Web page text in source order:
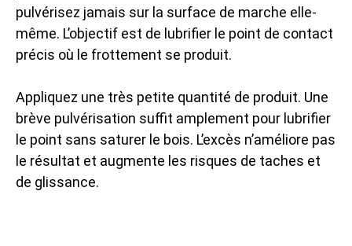
pulvérisez jamais sur la surface de marche elle-
même. L’objectif est de lubrifier le point de contact
précis où le frottement se produit.
Appliquez une très petite quantité de produit. Une
brève pulvérisation suffit amplement pour lubrifier
le point sans saturer le bois. L’excès n’améliore pas
le résultat et augmente les risques de taches et
de glissance.